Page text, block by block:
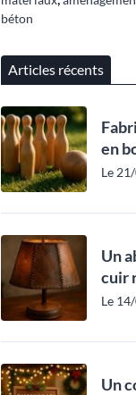
béton
Articles récents
en
Le
Un
cuir
Le
Un